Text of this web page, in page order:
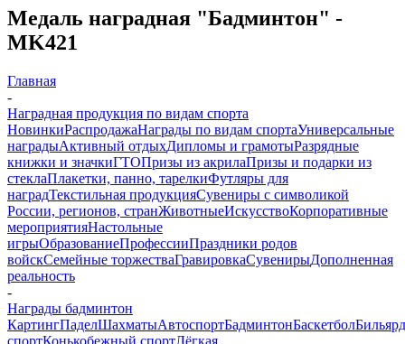
Медаль наградная "Бадминтон" -
MK421
Главная
-
Наградная продукция по видам спорта
НовинкиРаспродажаНаграды по видам спортаУниверсальные
наградыАктивный отдыхДипломы и грамотыРазрядные
книжки и значкиГТОПризы из акрилаПризы и подарки из
стеклаПлакетки, панно, тарелкиФутляры для
наградТекстильная продукцияСувениры с символикой
России, регионов, странЖивотныеИскусствоКорпоративные
мероприятияНастольные
игрыОбразованиеПрофессииПраздники родов
войскСемейные торжестваГравировкаСувенирыДополненная
реальность
-
Награды бадминтон
КартингПаделШахматыАвтоспортБадминтонБаскетболБильярд
спортКонькобежный спортЛёгкая